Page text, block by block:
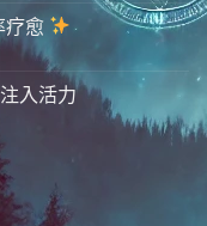
愈
入活力